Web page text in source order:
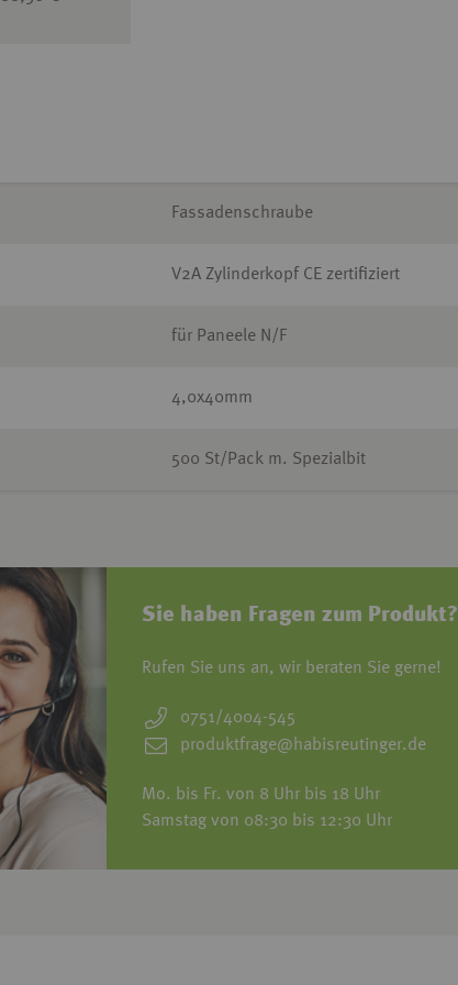
Sie haben Fragen zum Produkt?
Rufen Sie uns an, wir beraten Sie gerne!
0751/4004-545
produktfrage@habisreutinger.de
Mo. bis Fr. von 8 Uhr bis 18 Uhr
Samstag von 08:30 bis 12:30 Uhr
Fassadenschraube
V2A Zylinderkopf CE zertifiziert
für Paneele N/F
4,0x40mm
500 St/Pack m. Spezialbit